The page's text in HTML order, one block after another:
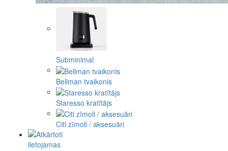
Subminimal
Bellman tvaikonis
Staresso kratītājs
Citi zīmoli / aksesuāri